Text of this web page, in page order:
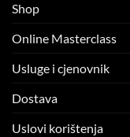
Shop
Online Masterclass
Usluge i cjenovnik
Dostava
Uslovi korištenja